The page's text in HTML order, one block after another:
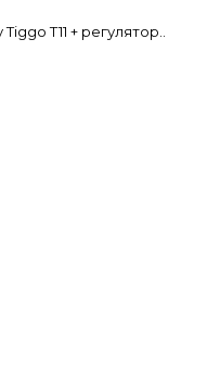
T11 + регулятор..